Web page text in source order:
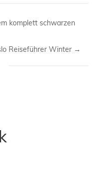
komplett schwarzen
Reiseführer Winter →